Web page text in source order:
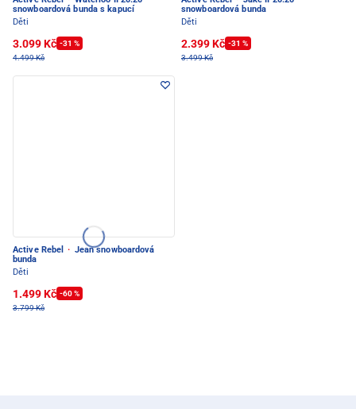
snowboardová bunda s kapucí
Děti
3.099 Kč -31 %
4.499 Kč
snowboardová bunda
Děti
2.399 Kč -31 %
3.499 Kč
Active Rebel · Jean snowboardová
bunda
Děti
1.499 Kč -60 %
3.799 Kč